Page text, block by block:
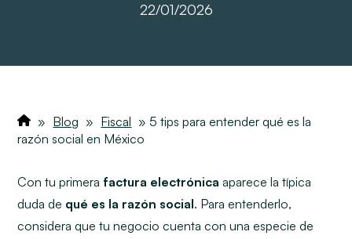
22/01/2026
» Blog » Fiscal » 5 tips para entender qué es la
razón social en México
Con tu primerafactura electrónica aparece la típica
duda de qué es la razón social. Para entenderlo,
considera que tu negocio cuenta con una especie de